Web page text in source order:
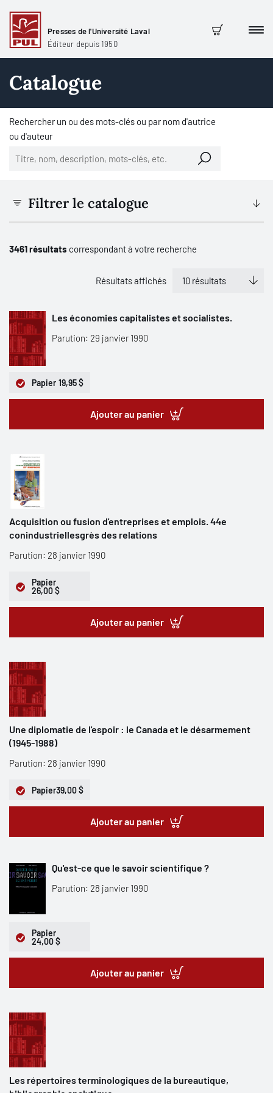
Presses de l'Université Laval
Éditeur depuis 1950
Panier
Catalogue
Rechercher un ou des mots-clés ou par nom d'autrice
ou d'auteur
Filtrer le catalogue
3461 résultats correspondant à votre recherche
Résultats affichés
Les économies capitalistes et socialistes.
Parution: 29 janvier 1990
Papier 19,95 $
Ajouter au panier
Acquisition ou fusion d'entreprises et emplois. 44e
conindustriellesgrès des relations
Parution: 28 janvier 1990
Papier
26,00 $
Ajouter au panier
Une diplomatie de l'espoir : le Canada et le désarmement
(1945-1988)
Parution: 28 janvier 1990
Papier39,00 $
Ajouter au panier
Qu'est-ce que le savoir scientifique ?
Parution: 28 janvier 1990
Papier
24,00 $
Ajouter au panier
Les répertoires terminologiques de la bureautique,